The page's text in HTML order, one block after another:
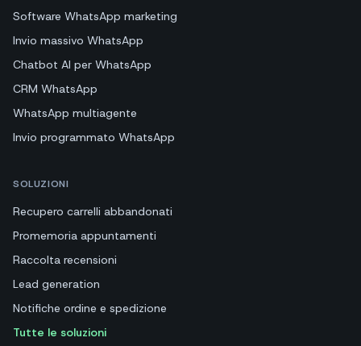
Software WhatsApp marketing
Invio massivo WhatsApp
Chatbot AI per WhatsApp
CRM WhatsApp
WhatsApp multiagente
Invio programmato WhatsApp
SOLUZIONI
Recupero carrelli abbandonati
Promemoria appuntamenti
Raccolta recensioni
Lead generation
Notifiche ordine e spedizione
Tutte le soluzioni